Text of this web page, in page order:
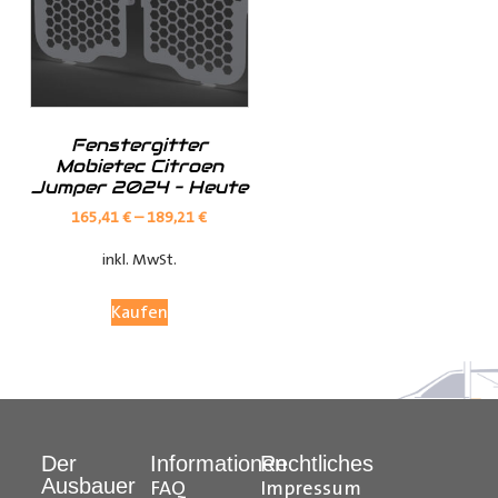
Transporter zu verbessern und vor Beschädigungen zu
schützen. Sie verleiht dem Innenraum Ihres Transporters
ein ästhetisches und abgerundetes Gesamtbild.
Fenstergitter
Mobietec Citroen
Jumper 2024 – Heute
165,41€–189,21€
inkl. MwSt.
Kaufen
Der
Ausbauer
Informationen
FAQ
Rechtliches
Impressum